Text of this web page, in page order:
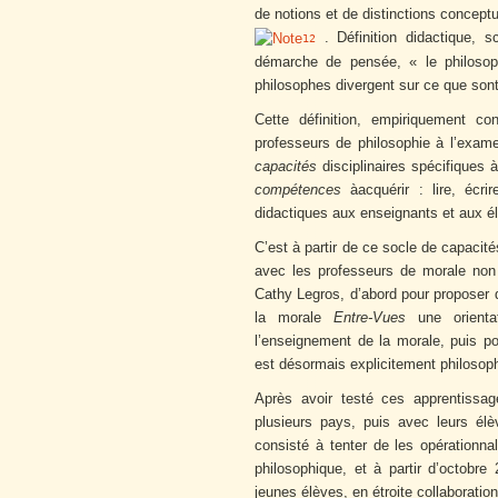
de notions et de distinctions
12
. Définition didactique,
démarche de pensée, « le
philosophes divergent sur ce que
Cette définition, empiriquement
professeurs de philosophie à
capacités disciplinaires spécifiques
compétences àacquérir : lire,
didactiques aux enseignants et aux
C’est à partir de ce socle de
avec les professeurs de morale
Cathy Legros, d’abord pour
la moraleEntre-Vues une
l’enseignement de la morale, puis
est désormais explicitement
Après avoir testé ces
plusieurs pays, puis avec leurs
consisté à tenter de les
philosophique, et à partir
jeunes élèves, en étroite